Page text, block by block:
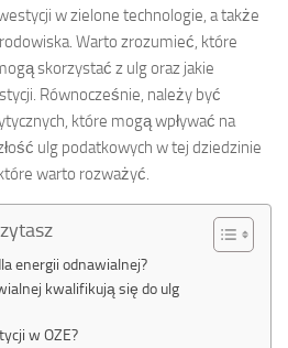
w zielone technologie, a także
Warto zrozumieć, które
skorzystać z ulg oraz jakie
Równocześnie, należy być
które mogą wpływać na
ulg podatkowych w tej dziedzinie
warto rozważyć.
energii odnawialnej?
kwalifikują się do ulg
w OZE?